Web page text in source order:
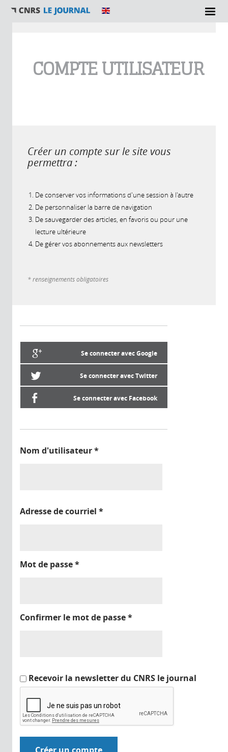
COMPTE UTILISATEUR
Créer un compte sur le site vous
permettra :
De conserver vos informations d'une session à l'autre
De personnaliser la barre de navigation
De sauvegarder des articles, en favoris ou pour une
lecture ultérieure
De gérer vos abonnements aux newsletters
* renseignements obligatoires
Se connecter avec Google
Se connecter avec Twitter
Se connecter avec Facebook
Nom d'utilisateur*
Adresse de courriel *
Mot de passe*
Confirmer le mot de passe*
Recevoir la newsletter du CNRS le journal